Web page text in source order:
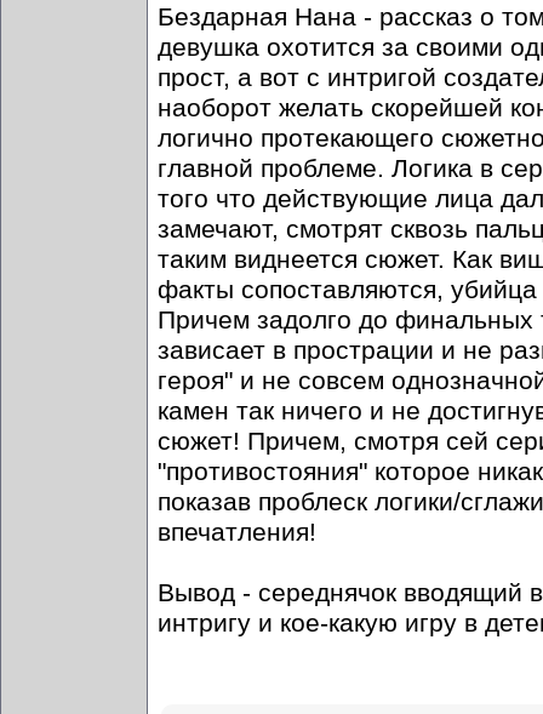
Бездарная Нана - рассказ о
девушка охотится за своими
прост, а вот с интригой
наоборот желать скорейшей
логично протекающего
главной проблеме. Логика в
того что действующие лица
замечают, смотрят сквозь
таким виднеется сюжет. Как
факты сопоставляются,
Причем задолго до финальных
зависает в прострации и не
героя" и не совсем
камен так ничего и не
сюжет! Причем, смотря сей
"противостояния" которое
показав проблеск логики/
впечатления!
Вывод - середнячок вводящий
интригу и кое-какую игру в